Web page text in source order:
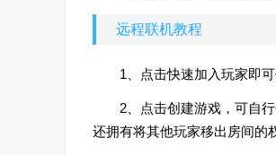
远程联机教程
1、点击快速加入玩家即
2、点击创建游戏，可自
还拥有将其他玩家移出房间的